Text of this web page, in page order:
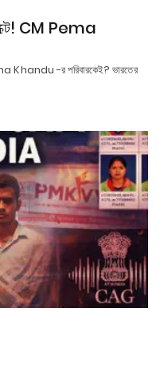
CM Pema
Khandu -র পরিবারকেই? ভারতের